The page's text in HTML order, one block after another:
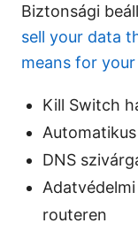
Biztonsági
sell your data
means for
Kill Switch
DNS
routeren